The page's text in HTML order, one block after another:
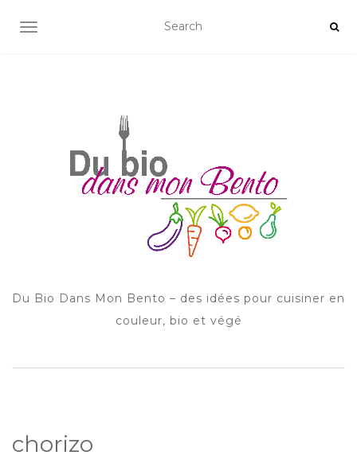
AFFICHER/MASQUER LA NAVIGATION
Du Bio Dans Mon Bento – des idées pour cuisiner en
couleur, bio et végé
chorizo